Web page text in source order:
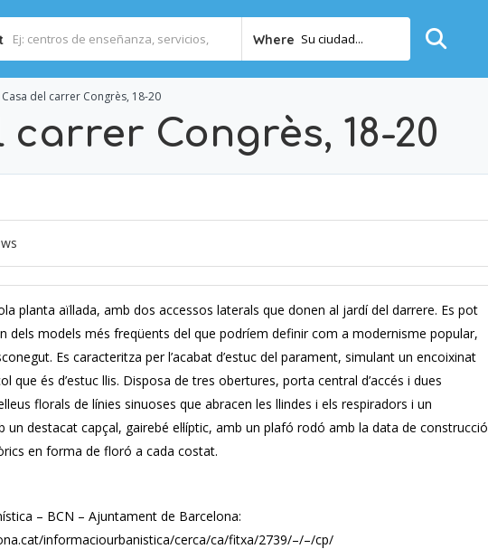
Where Su ciudad...
Casa del carrer Congrès, 18-20
carrer Congrès, 18-20
planta aïllada, amb dos accessos laterals que donen al jardí del darrere. Es pot
dels models més freqüents del que podríem definir com a modernisme popular,
Es caracteritza per l’acabat d’estuc del parament, simulant un encoixinat
que és d’estuc llis. Disposa de tres obertures, porta central d’accés i dues
florals de línies sinuoses que abracen les llindes i els respiradors i un
destacat capçal, gairebé el·líptic, amb un plafó rodó amb la data de construcció
en forma de floró a cada costat.
– BCN – Ajuntament de Barcelona:
informaciourbanistica/cerca/ca/fitxa/2739/–/–/cp/